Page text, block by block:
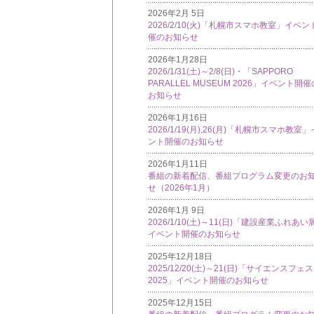
2026年2月 5日
2026/2/10(火)「札幌市スマホ教室」イベン
催のお知らせ
2026年1月28日
2026/1/31(土)～2/8(日)・「SAPPORO
PARALLEL MUSEUM 2026」イベント開催
お知らせ
2026年1月16日
2026/1/19(月),26(月)「札幌市スマホ教室」
ント開催のお知らせ
2026年1月11日
番組の新着配信、番組プログラム変更のお
せ（2026年1月）
2026年1月 9日
2026/1/10(土)～11(日)「建設産業ふれあい
イベント開催のお知らせ
2025年12月18日
2025/12/20(土)～21(日)「サイエンスフェ
2025」イベント開催のお知らせ
2025年12月15日